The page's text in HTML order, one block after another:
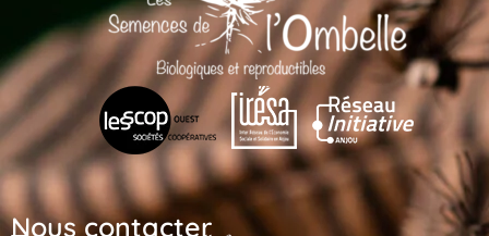
Nous contacter